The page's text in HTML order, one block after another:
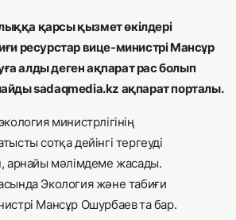
қарсы қызмет өкілдері
ресурстар вице-министрі Мансұр
алды деген ақпарат рас болып
sadaqmedia.kz ақпарат порталы.
министрлігінің
сотқа дейінгі тергеуді
арнайы мәлімдеме жасады.
Экология және табиғи
Мансұр Ошурбаевта бар.